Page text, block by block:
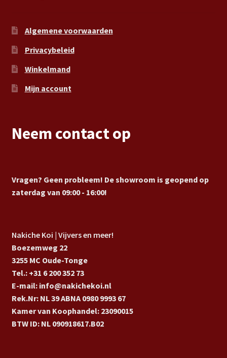
Algemene voorwaarden
Privacybeleid
Winkelmand
Mijn account
Neem contact op
Vragen? Geen probleem! De showroom is geopend op
zaterdag van 09:00 - 16:00!
Nakiche Koi | Vijvers en meer!
Boezemweg 22
3255 MC Oude-Tonge
Tel.: +31 6 200 352 73
E-mail: info@nakichekoi.nl
Rek.Nr: NL 39 ABNA 0980 9993 67
Kamer van Koophandel: 23090015
BTW ID: NL 090918617.B02